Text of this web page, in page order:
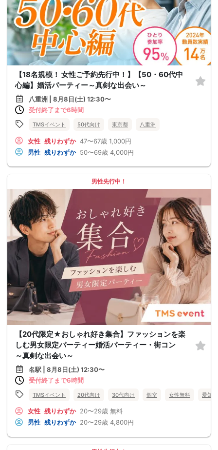
【18名規模！ 女性ご予約先行中！】【50・60代中
心編】婚活パーティー～真剣な出会い～
八重洲 | 8月8日(土) 12:30〜
受付終了まで6時間
TMSイベント 50代向け 東京都 八重洲
女性 残りわずか 47〜67歳 1,000円
男性 残りわずか 50〜69歳 4,000円
男性先行中！
【20代限定★おしゃれ好き集合】ファッションを楽
しむ男女限定パーティー婚活パーティー・街コン
～真剣な出会い～
名駅 | 8月8日(土) 12:30〜
受付終了まで6時間
TMSイベント 20代向け 30代向け 個室 女性無料 愛知県
女性 残りわずか 20〜29歳 無料
男性 残りわずか 20〜29歳 4,800円